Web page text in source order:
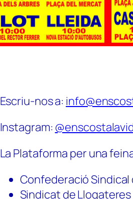
Escriu-nos a:
Instagram:
La Plataforma per una
Confederació Sindical
Sindicat de